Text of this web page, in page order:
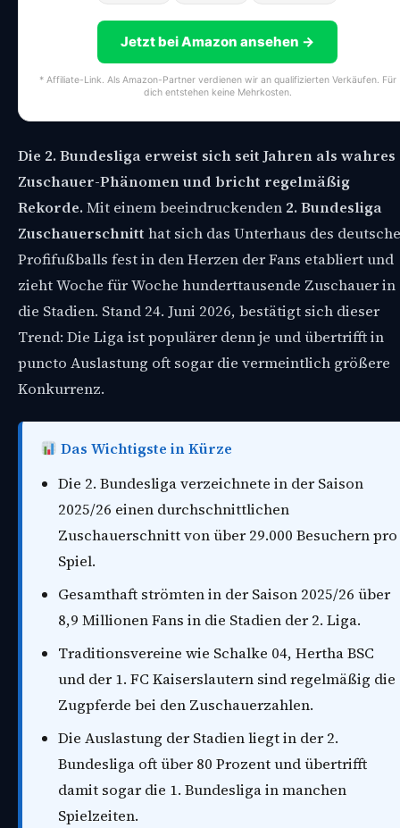
Jetzt bei Amazon ansehen →
* Affiliate-Link. Als Amazon-Partner verdienen wir an qualifizierten Verkäufen. Für
dich entstehen keine Mehrkosten.
Die 2. Bundesliga erweist sich seit Jahren als wahres
Zuschauer-Phänomen und bricht regelmäßig
Rekorde.Mit einem beeindruckenden 2. Bundesliga
Zuschauerschnitt hat sich das Unterhaus des
Profifußballs fest in den Herzen der Fans etabliert und
zieht Woche für Woche hunderttausende Zuschauer in
die Stadien. Stand 24. Juni 2026, bestätigt sich dieser
Trend: Die Liga ist populärer denn je und übertrifft in
puncto Auslastung oft sogar die vermeintlich größere
Konkurrenz.
Das Wichtigste in Kürze
Die 2. Bundesliga verzeichnete in der Saison
2025/26 einen durchschnittlichen
Zuschauerschnitt von über 29.000 Besuchern pro
Spiel.
Gesamthaft strömten in der Saison 2025/26 über
8,9 Millionen Fans in die Stadien der 2. Liga.
Traditionsvereine wie Schalke 04, Hertha BSC
und der 1. FC Kaiserslautern sind regelmäßig die
Zugpferde bei den Zuschauerzahlen.
Die Auslastung der Stadien liegt in der 2.
Bundesliga oft über 80 Prozent und übertrifft
damit sogar die 1. Bundesliga in manchen
Spielzeiten.